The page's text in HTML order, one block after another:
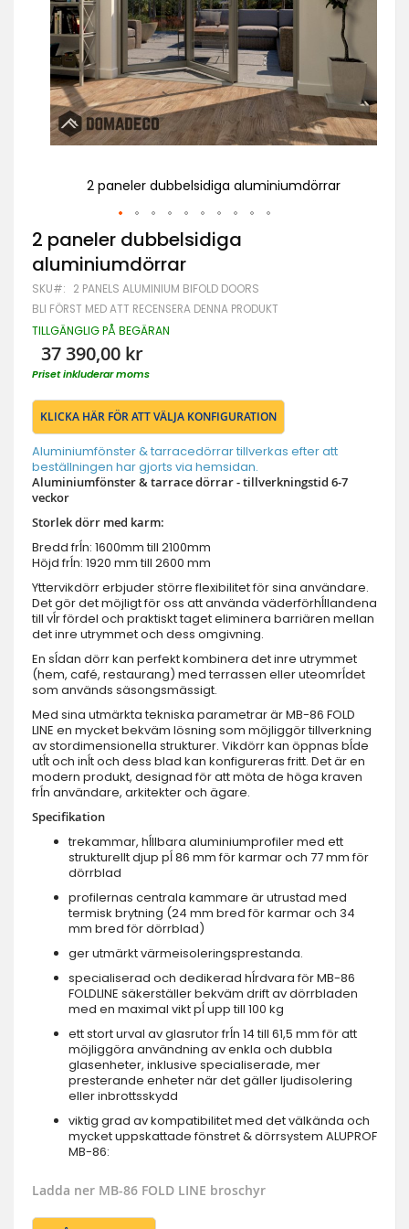
2 paneler dubbelsidiga aluminiumdörrar
Hoppa
till
början
av
bildgalleriet
2 paneler dubbelsidiga
aluminiumdörrar
SKU 2 PANELS ALUMINIUM BIFOLD DOORS
BLI FÖRST MED ATT RECENSERA DENNA PRODUKT
TILLGÄNGLIG PÅ BEGÄRAN
37 390,00 kr
Priset inkluderar moms
KLICKA HÄR FÖR ATT VÄLJA KONFIGURATION
Aluminiumfönster & tarracedörrar tillverkas efter att
beställningen har gjorts via hemsidan.
Aluminiumfönster & tarrace dörrar - tillverkningstid 6-7
veckor
Storlek dörr med karm:
Bredd frĺn: 1600mm till 2100mm
Höjd frĺn: 1920 mm till 2600 mm
Yttervikdörr erbjuder större flexibilitet för sina användare.
Det gör det möjligt för oss att använda väderförhĺllandena
till vĺr fördel och praktiskt taget eliminera barriären mellan
det inre utrymmet och dess omgivning.
En sĺdan dörr kan perfekt kombinera det inre utrymmet
(hem, café, restaurang) med terrassen eller uteomrĺdet
som används säsongsmässigt.
Med sina utmärkta tekniska parametrar är MB-86 FOLD
LINE en mycket bekväm lösning som möjliggör tillverkning
av stordimensionella strukturer. Vikdörr kan öppnas bĺde
utĺt och inĺt och dess blad kan konfigureras fritt. Det är en
modern produkt, designad för att möta de höga kraven
frĺn användare, arkitekter och ägare.
Specifikation
trekammar, hĺllbara aluminiumprofiler med ett
strukturellt djup pĺ 86 mm för karmar och 77 mm för
dörrblad
profilernas centrala kammare är utrustad med
termisk brytning (24 mm bred för karmar och 34
mm bred för dörrblad)
ger utmärkt värmeisoleringsprestanda.
specialiserad och dedikerad hĺrdvara för MB-86
FOLDLINE säkerställer bekväm drift av dörrbladen
med en maximal vikt pĺ upp till 100 kg
ett stort urval av glasrutor frĺn 14 till 61,5 mm för att
möjliggöra användning av enkla och dubbla
glasenheter, inklusive specialiserade, mer
presterande enheter när det gäller ljudisolering
eller inbrottsskydd
viktig grad av kompatibilitet med det välkända och
mycket uppskattade fönstret & dörrsystem ALUPROF
MB-86:
Ladda ner MB-86 FOLD LINE broschyr